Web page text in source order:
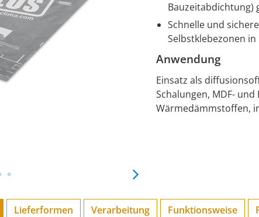
Bauzeitabdichtung)
Schnelle und
Selbstklebezonen
Anwendung
Einsatz als
Schalungen, MDF-
Wärmedämmstoffen,
Lieferformen Verarbeitung Funktions­weise